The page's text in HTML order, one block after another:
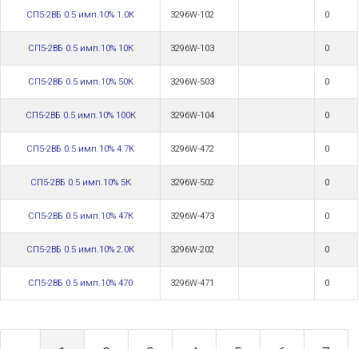
СП5-2ВБ 0.5 имп.10% 1.0К 3296W-102 0
СП5-2ВБ 0.5 имп.10% 10К 3296W-103 0
СП5-2ВБ 0.5 имп.10% 50К 3296W-503 0
СП5-2ВБ 0.5 имп.10% 100К 3296W-104 0
СП5-2ВБ 0.5 имп.10% 4.7К 3296W-472 0
СП5-2ВБ 0.5 имп.10% 5К 3296W-502 0
СП5-2ВБ 0.5 имп.10% 47К 3296W-473 0
СП5-2ВБ 0.5 имп.10% 2.0К 3296W-202 0
СП5-2ВБ 0.5 имп.10% 470 3296W-471 0